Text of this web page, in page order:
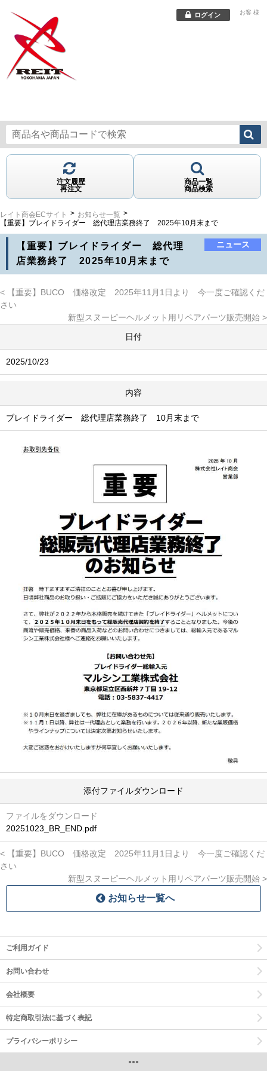
ログイン お客 様
注文履歴
再注文
商品一覧
商品検索
レイト商会ECサイト
お知らせ一覧
【重要】ブレイドライダー 総代理店業務終了 2025年10月末まで
【重要】ブレイドライダー 総代理
店業務終了 2025年10月末まで
ニュース
【重要】BUCO 価格改定 2025年11月1日より 今一度ご確認くだ
さい
新型スヌーピーヘルメット用リペアパーツ販売開始
日付
2025/10/23
内容
ブレイドライダー 総代理店業務終了 10月末まで
添付ファイルダウンロード
ファイルをダウンロード
20251023_BR_END.pdf
【重要】BUCO 価格改定 2025年11月1日より 今一度ご確認くだ
さい
新型スヌーピーヘルメット用リペアパーツ販売開始
お知らせ一覧へ
ご利用ガイド
お問い合わせ
会社概要
特定商取引法に基づく表記
プライバシーポリシー
●●●